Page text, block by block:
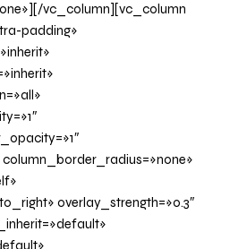
vc_column][vc_column
padding»
overlay_strength=»0.3″